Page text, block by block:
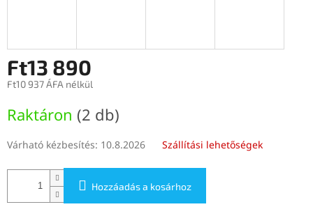
Ft13 890
Ft10 937 ÁFA nélkül
Raktáron (2 db)
Várható kézbesítés: 10.8.2026 Szállítási lehetőségek
Hozzáadás a kosárhoz